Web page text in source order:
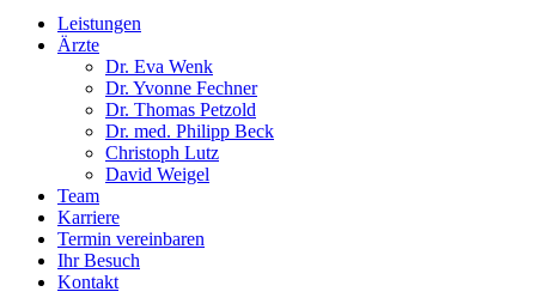
Leistungen
Ärzte
Dr. Eva Wenk
Dr. Yvonne Fechner
Dr. Thomas Petzold
Dr. med. Philipp Beck
Christoph Lutz
David Weigel
Team
Karriere
Termin vereinbaren
Ihr Besuch
Kontakt